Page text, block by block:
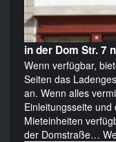
in der Dom Str. 7
Wenn verfügbar,
Seiten das
an. Wenn alles
Einleitungsseite
Mieteinheiten
der Domstraße…